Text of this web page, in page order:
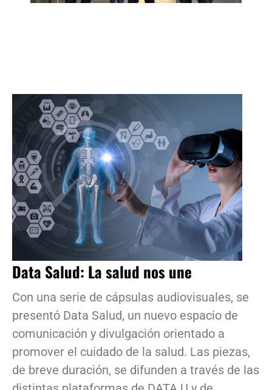
Data Salud: La salud nos une
Con una serie de cápsulas audiovisuales, se
presentó Data Salud, un nuevo espacio de
comunicación y divulgación orientado a
promover el cuidado de la salud. Las piezas,
de breve duración, se difunden a través de las